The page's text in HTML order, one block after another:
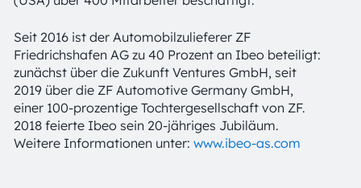
Seit 2016 ist der Automobilzulieferer ZF
Friedrichshafen AG zu 40 Prozent an Ibeo beteiligt:
zunächst über die Zukunft Ventures GmbH, seit
2019 über die ZF Automotive Germany GmbH,
einer 100-prozentige Tochtergesellschaft von ZF.
2018 feierte Ibeo sein 20-jähriges Jubiläum.
Weitere Informationen unter: www.ibeo-as.com